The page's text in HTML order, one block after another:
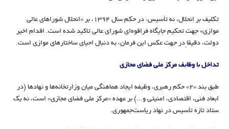
تکلیف بر انحلال، نه تأسیس: در حکم سال ۱۳۹۴، بر «انحلال شوراهای عالی
موازی» جهت تحکیم جایگاه فراقوه‌ای شورای عالی تاکید شده است. اقدام اخیر
دولت، دقیقاً در جهت عکس این فرمان، به دنبال احیای ساختارهای موازی است.
تداخل با وظایف مرکز ملی فضای مجازی
طبق بند «۲» حکم رهبری، وظیفه ایجاد هماهنگی میان وزارتخانه‌ها و نهادها (در
ابعاد فنی، اقتصادی، امنیتی و...) بر عهده «مرکز ملی فضای مجازی» است، نه یک
ستاد تازه تأسیس در نهاد ریاست‌جمهوری.